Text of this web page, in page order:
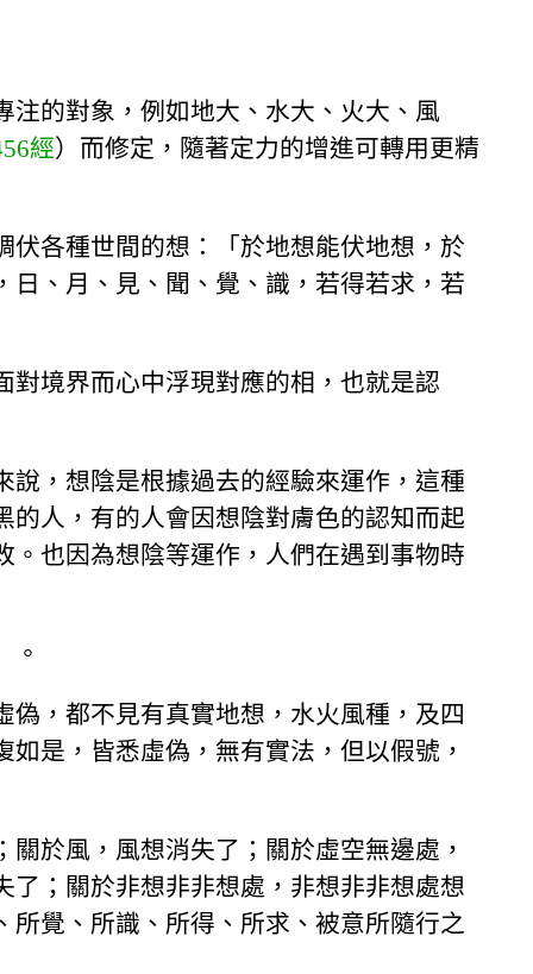
的對象，例如地大、水大、火大、風
經）而修定，隨著定力的增進可轉用更精
各種世間的想：「於地想能伏地想，於
、月、見、聞、覺、識，若得若求，若
境界而心中浮現對應的相，也就是認
，想陰是根據過去的經驗來運作，這種
人，有的人會因想陰對膚色的認知而起
也因為想陰等運作，人們在遇到事物時
。
，都不見有真實地想，水火風種，及四
是，皆悉虛偽，無有實法，但以假號，
於風，風想消失了；關於虛空無邊處，
；關於非想非非想處，非想非非想處想
覺、所識、所得、所求、被意所隨行之